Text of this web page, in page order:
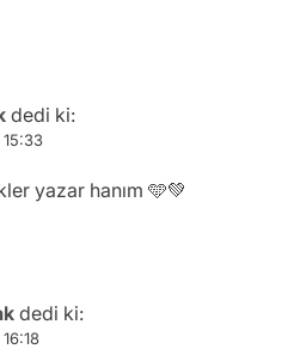
dedi ki:
yazar hanım 🩵💚
dedi ki: